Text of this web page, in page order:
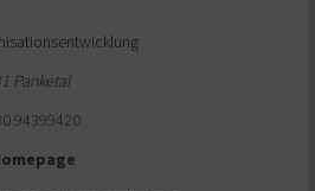
Panketal
94399420